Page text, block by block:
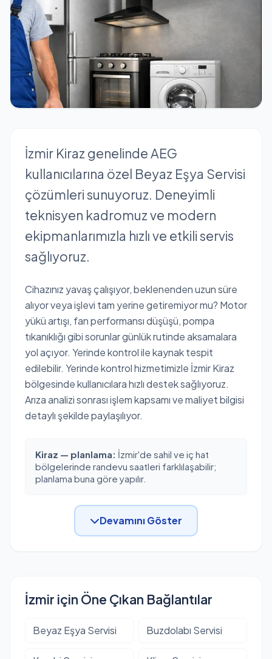
İzmir Kiraz genelinde AEG
kullanıcılarına özel Beyaz Eşya Servisi
çözümleri sunuyoruz. Deneyimli
teknisyen kadromuz ve modern
ekipmanlarımızla hızlı ve etkili servis
sağlıyoruz.
Cihazınız yavaş çalışıyor, beklenenden uzun süre
alıyor veya işlevi tam yerine getiremiyor mu? Motor
yükü artışı, fan performansı düşüşü, pompa
tıkanıklığı gibi sorunlar günlük rutinde aksamalara
yol açıyor. Yerinde kontrol ile kaynak tespit
edilebilir. Yerinde kontrol hizmetimizle İzmir Kiraz
bölgesinde kullanıcılara hızlı destek sağlıyoruz.
Arıza analizi sonrası işlem kapsamı ve maliyet bilgisi
detaylı şekilde paylaşılıyor.
Kiraz — planlama: İzmir'de sahil ve iç hat
bölgelerinde randevu saatleri farklılaşabilir;
planlama buna göre yapılır.
Devamını Göster
İzmir için Öne Çıkan Bağlantılar
Beyaz Eşya Servisi Buzdolabı Servisi